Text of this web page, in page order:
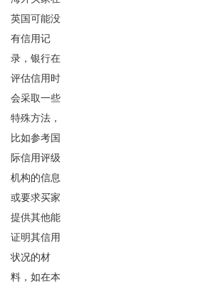
英国可能没
有信用记
录，银行在
评估信用时
会采取一些
特殊方法，
比如参考国
际信用评级
机构的信息
或要求买家
提供其他能
证明其信用
状况的材
料，如在本